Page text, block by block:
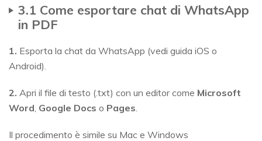
3.1 Come esportare chat di WhatsApp
in PDF
1. Esporta la chat da WhatsApp (vedi guida iOS o
Android).
2. Apri il file di testo (.txt) con un editor come Microsoft
Word Google Docs o Pages
Il procedimento è simile su Mac e Windows